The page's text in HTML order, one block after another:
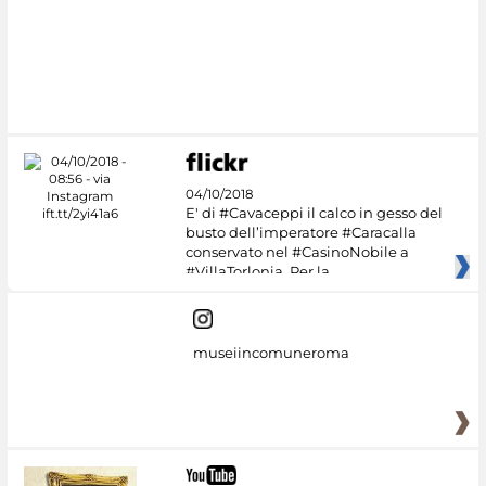
04/10/2018
E' di #Cavaceppi il calco in gesso del
busto dell’imperatore #Caracalla
conservato nel #CasinoNobile a
#VillaTorlonia. Per la
museiincomuneroma